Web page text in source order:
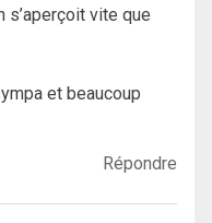
s’aperçoit vite que
et beaucoup
Répondre